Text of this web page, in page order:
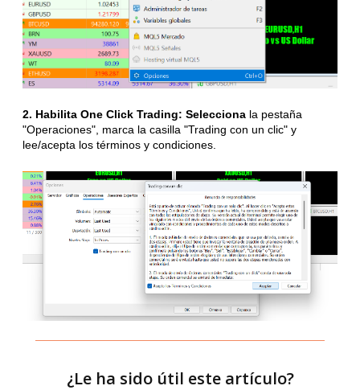
2. Habilita One Click Trading: Selecciona la pestaña
"Operaciones", marca la casilla "Trading con un clic" y
lee/acepta los términos y condiciones.
¿Le ha sido útil este artículo?